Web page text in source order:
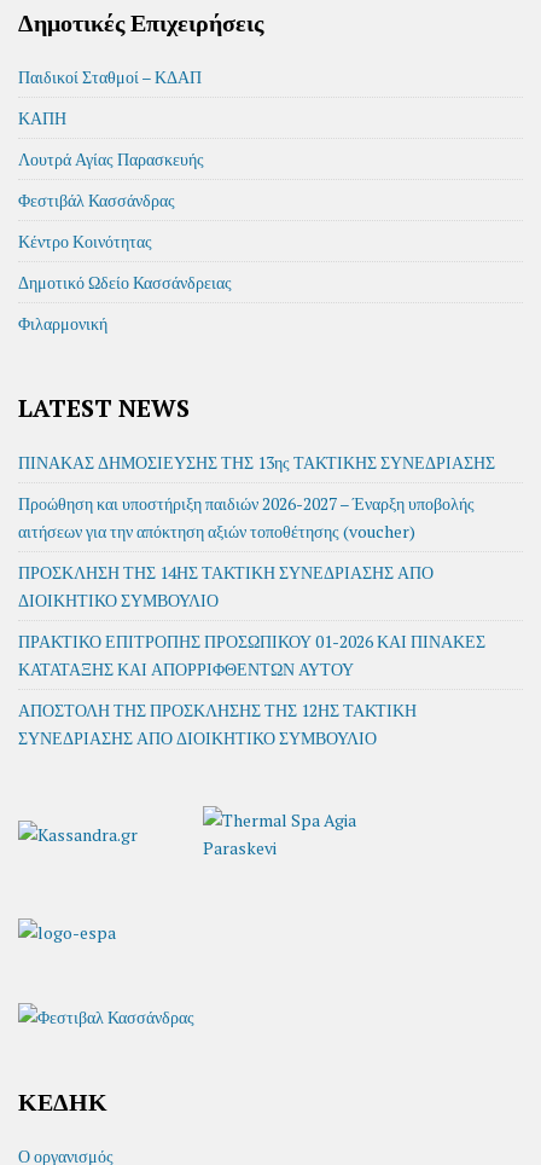
Δημοτικές Επιχειρήσεις
Παιδικοί Σταθμοί – ΚΔΑΠ
ΚΑΠΗ
Λουτρά Αγίας Παρασκευής
Φεστιβάλ Κασσάνδρας
Κέντρο Κοινότητας
Δημοτικό Ωδείο Κασσάνδρειας
Φιλαρμονική
LATEST NEWS
ΠΙΝΑΚΑΣ ΔΗΜΟΣΙΕΥΣΗΣ ΤΗΣ 13ης ΤΑΚΤΙΚΗΣ ΣΥΝΕΔΡΙΑΣΗΣ
Προώθηση και υποστήριξη παιδιών 2026-2027 – Έναρξη υποβολής
αιτήσεων για την απόκτηση αξιών τοποθέτησης (voucher)
ΠΡΟΣΚΛΗΣΗ ΤΗΣ 14ΗΣ ΤΑΚΤΙΚΗ ΣΥΝΕΔΡΙΑΣΗΣ ΑΠΟ
ΔΙΟΙΚΗΤΙΚΟ ΣΥΜΒΟΥΛΙΟ
ΠΡΑΚΤΙΚΟ ΕΠΙΤΡΟΠΗΣ ΠΡΟΣΩΠΙΚΟΥ 01-2026 ΚΑΙ ΠΙΝΑΚΕΣ
ΚΑΤΑΤΑΞΗΣ ΚΑΙ ΑΠΟΡΡΙΦΘΕΝΤΩΝ ΑΥΤΟΥ
ΑΠΟΣΤΟΛΗ ΤΗΣ ΠΡΟΣΚΛΗΣΗΣ ΤΗΣ 12ΗΣ ΤΑΚΤΙΚΗ
ΣΥΝΕΔΡΙΑΣΗΣ ΑΠΟ ΔΙΟΙΚΗΤΙΚΟ ΣΥΜΒΟΥΛΙΟ
ΚΕΔΗΚ
Ο οργανισμός